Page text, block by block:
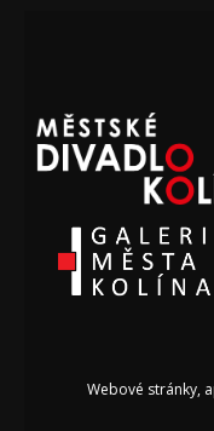
Webové stránky,